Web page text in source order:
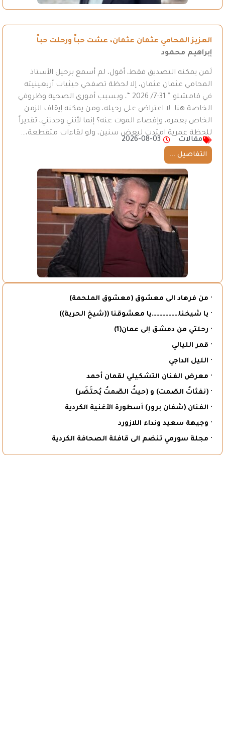
العزيز المحامي عثمان عثمان، عشت حباً ورحلت حباً
إبراهيم محمود
لَمن يمكنه التصديق فقط، أقول، لم أسمع برحيل الأستاذ
المحامي عثمان عثمان، إلا لحظة تصفحي حيثيات أربعينيته
في قامشلو ” 31-7/ 2026 “، وبسبب أموري الصحية وظروفي
الخاصة هنا. لا اعتراض على رحيله، ومن يمكنه إيقاف الزمن
الخاص بعمره، وإقصاء الموت عنه؟ إنما لأنني وجدتني، تقديراً
للحظة عمرية امتدت لبعض سنين، ولو لقاءات متقطعة،…
مقالات
2026-08-03
التفاصيل ...
· من فرهاد الى معشوق (معشوق الملحمة)
· يا شيخنا………………يا معشوقنا ((شيخ الحرية))
· رحلتي من دمشق إلى عمان(1)
· قمر الليالي
· الليل الداجي
· معرض الفنان التشكيلي لقمان أحمد
· (نفثاتُ الصّمت) و (حيثُ الصّمتُ يُحتَضَر)
· الفنان (شفان برور) أسطورة الأغنية الكردية
· وجيهة سعيد ونداء اللازورد
· مجلة سورمي تنضم الى قافلة الصحافة الكردية